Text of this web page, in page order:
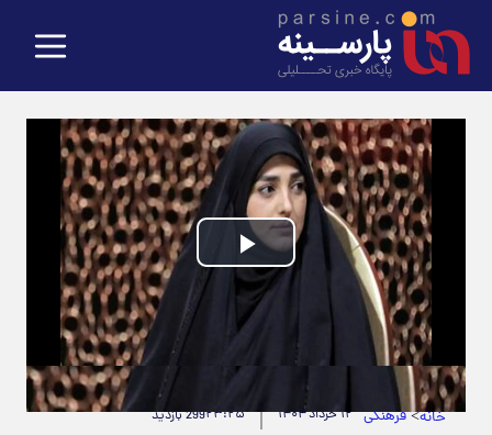
Play
Video
حجم ویدیو: 6.32M مدت زمان ویدیو: 00:01:26
خانه>فرهنگی ۱۲ خرداد ۱۴۰۴ ۲۳:۲۵299 بازدید